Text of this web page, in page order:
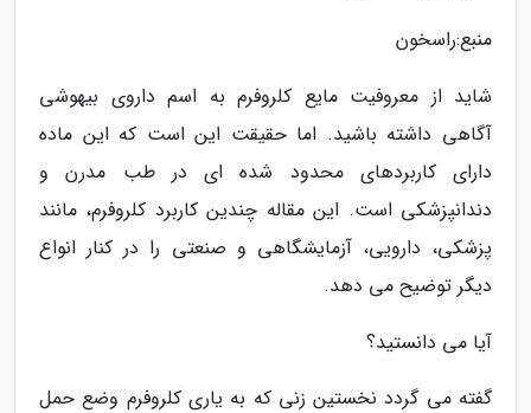
منبع:راسخون
شاید از معروفیت مایع کلروفرم به اسم داروی بیهوشی
آگاهی داشته باشید. اما حقیقت این است که این ماده
دارای کاربردهای محدود شده ای در طب مدرن و
دندانپزشکی است. این مقاله چندین کاربرد کلروفرم، مانند
پزشکی، دارویی، آزمایشگاهی و صنعتی را در کنار انواع
دیگر توضیح می دهد.
آیا می دانستید؟
گفته می گردد نخستین زنی که به یاری کلروفرم وضع حمل